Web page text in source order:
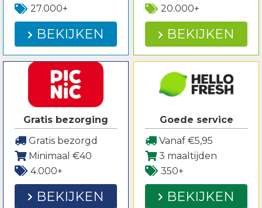
27.000+
BEKIJKEN
20.000+
BEKIJKEN
Gratis bezorging
Gratis bezorgd
Minimaal €40
4.000+
BEKIJKEN
Goede service
Vanaf €5,95
3 maaltijden
350+
BEKIJKEN